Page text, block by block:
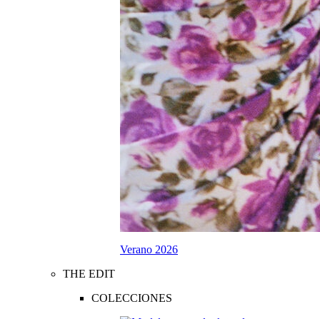
Verano 2026
THE EDIT
COLECCIONES